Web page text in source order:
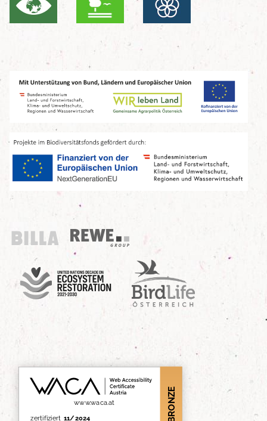
Billa
REWE Group
UN Decade
Birdlife